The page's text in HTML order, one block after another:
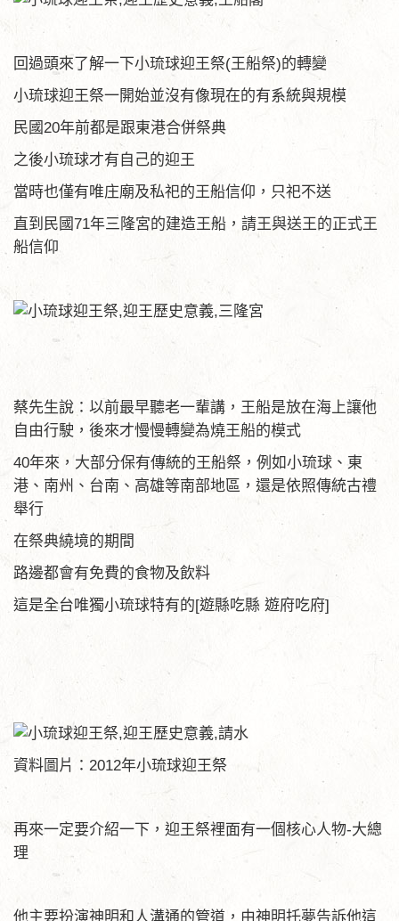
回過頭來了解一下小琉球迎王祭(王船祭)的轉變
小琉球迎王祭一開始並沒有像現在的有系統與規模
民國20年前都是跟東港合併祭典
之後小琉球才有自己的迎王
當時也僅有唯庄廟及私祀的王船信仰，只祀不送
直到民國71年三隆宮的建造王船，請王與送王的正式王
船信仰
蔡先生說：以前最早聽老一輩講，王船是放在海上讓他
自由行駛，後來才慢慢轉變為燒王船的模式
40年來，大部分保有傳統的王船祭，例如小琉球、東
港、南州、台南、高雄等南部地區，還是依照傳統古禮
舉行
在祭典繞境的期間
路邊都會有免費的食物及飲料
這是全台唯獨小琉球特有的[遊縣吃縣 遊府吃府]
資料圖片：2012年小琉球迎王祭
再來一定要介紹一下，迎王祭裡面有一個核心人物-大總
理
他主要扮演神明和人溝通的管道，由神明托夢告訴他這